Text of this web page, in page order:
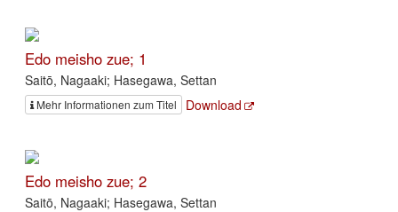
Edo meisho zue; 1
Saitō, Nagaaki; Hasegawa, Settan
Mehr Informationen zum Titel Download
Edo meisho zue; 2
Saitō, Nagaaki; Hasegawa, Settan